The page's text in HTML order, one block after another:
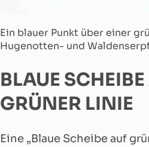
Ein blauer Punkt über einer
Hugenotten- und
BLAUE SCHEIBE
GRÜNER LINIE
Eine „Blaue Scheibe auf